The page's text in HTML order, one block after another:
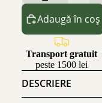
Adaugă în coș
Transport gratuit
peste 1500 lei
DESCRIERE